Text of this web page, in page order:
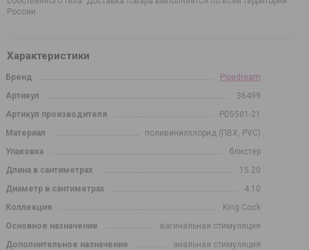
России.
Характеристики
Бренд
Pipedream
Артикул
36499
Артикул производителя
PD5501-21
Материал
поливинилхлорид (ПВХ, PVC)
Упаковка
блистер
Длина в сантиметрах
15.20
Диаметр в сантиметрах
4.10
Коллекция
King Cock
Основное назначение
вагинальная стимуляция
Дополнительное назначение
анальная стимуляция